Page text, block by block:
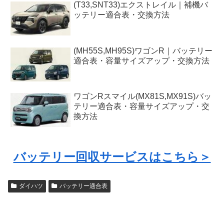
(T33,SNT33)エクストレイル｜補機バ
ッテリー適合表・交換方法
(MH55S,MH95S)ワゴンR｜バッテリー
適合表・容量サイズアップ・交換方法
ワゴンRスマイル(MX81S,MX91S)バッ
テリー適合表・容量サイズアップ・交
換方法
バッテリー回収サービスはこちら＞
ダイハツ バッテリー適合表